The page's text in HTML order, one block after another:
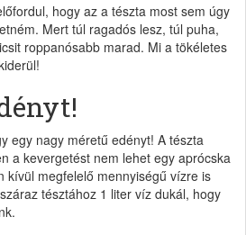
hogy az a tészta most sem úgy
Mert túl ragadós lesz, túl puha,
roppanósabb marad. Mi a tökéletes
egy nagy méretű edényt! A tészta
a kevergetést nem lehet egy aprócska
kívül megfelelő mennyiségű vízre is
tésztához 1 liter víz dukál, hogy